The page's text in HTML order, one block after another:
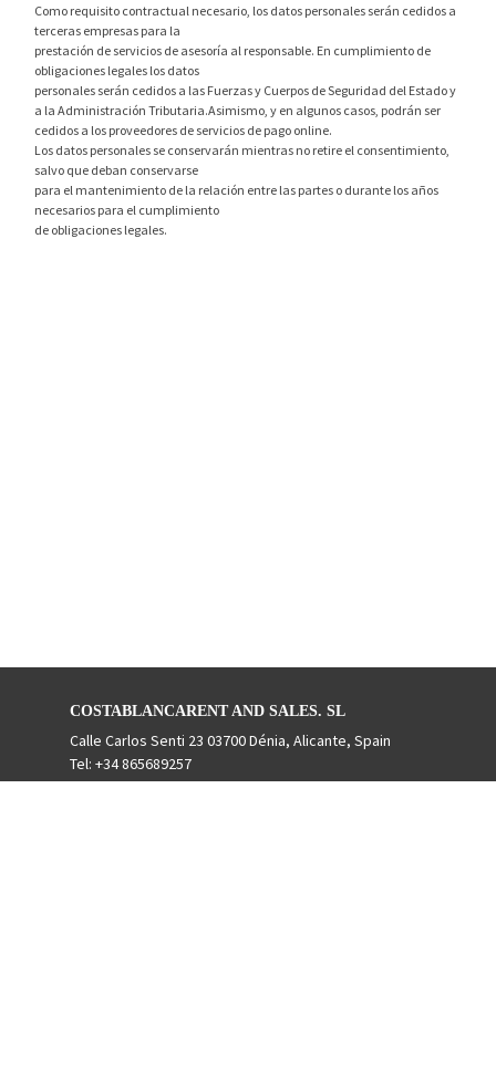
Como requisito contractual necesario, los datos personales serán cedidos a
terceras empresas para la
prestación de servicios de asesoría al responsable. En cumplimiento de
obligaciones legales los datos
personales serán cedidos a las Fuerzas y Cuerpos de Seguridad del Estado y
a la Administración Tributaria.Asimismo, y en algunos casos, podrán ser
cedidos a los proveedores de servicios de pago online.
Los datos personales se conservarán mientras no retire el consentimiento,
salvo que deban conservarse
para el mantenimiento de la relación entre las partes o durante los años
necesarios para el cumplimiento
de obligaciones legales.
COSTABLANCARENT AND SALES. SL
Calle Carlos Senti 23 03700 Dénia, Alicante, Spain
Tel: +34 865689257